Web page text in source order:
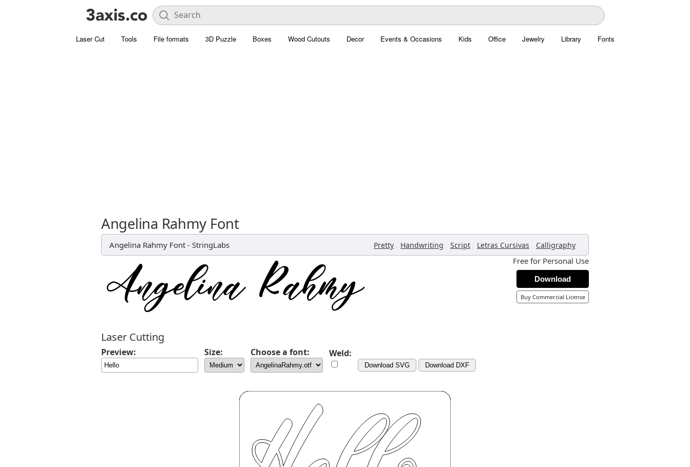
Laser Cut Tools File formats 3D Puzzle Boxes Wood Cutouts Decor Events & Occasions Kids Office Jewelry Library Fonts
Angelina Rahmy Font
Angelina Rahmy Font - StringLabs Pretty , Handwriting , Script , Letras Cursivas , Calligraphy ,
Free for Personal Use
Download
Buy Commercial License
Laser Cutting
Preview: Size: Choose a font: Weld:
Download SVG Download DXF